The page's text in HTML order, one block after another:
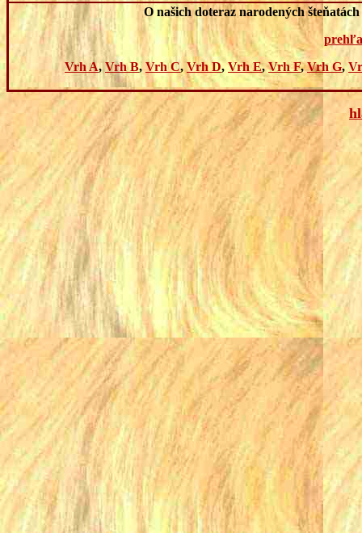
O našich doteraz narodených
Vrh A,Vrh B, Vrh C, Vrh D, Vrh E,Vrh F,Vrh G,